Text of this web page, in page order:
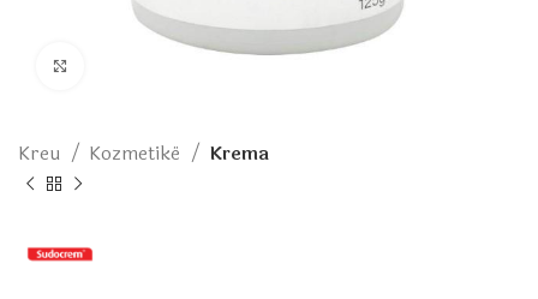
Kreu Kozmetikë Krema